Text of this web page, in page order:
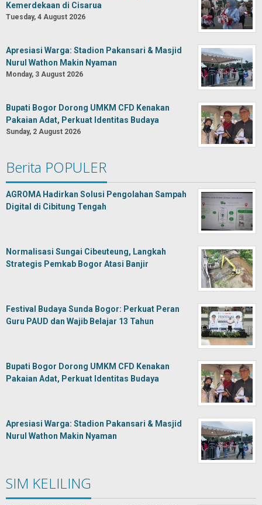
Kemerdekaan di Cisarua
Tuesday, 4 August 2026
Apresiasi Warga: Stadion Pakansari & Masjid
Nurul Wathon Makin Nyaman
Monday, 3 August 2026
Bupati Bogor Dorong UMKM CFD Kenakan
Pakaian Adat, Perkuat Identitas Budaya
Sunday, 2 August 2026
Berita POPULER
AGROMA Hadirkan Solusi Pengolahan Sampah
Digital di Cibitung Tengah
Normalisasi Sungai Cibeuteung, Langkah
Strategis Pemkab Bogor Atasi Banjir
Festival Budaya Sunda Bogor: Perkuat Peran
Guru PAUD dan Wajib Belajar 13 Tahun
Bupati Bogor Dorong UMKM CFD Kenakan
Pakaian Adat, Perkuat Identitas Budaya
Apresiasi Warga: Stadion Pakansari & Masjid
Nurul Wathon Makin Nyaman
SIM KELILING